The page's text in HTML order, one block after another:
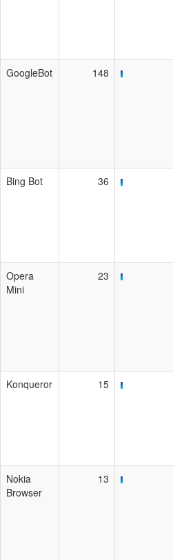
GoogleBot 148
Bing Bot 36
Opera
Mini
23
Konqueror 15
Nokia
Browser
13